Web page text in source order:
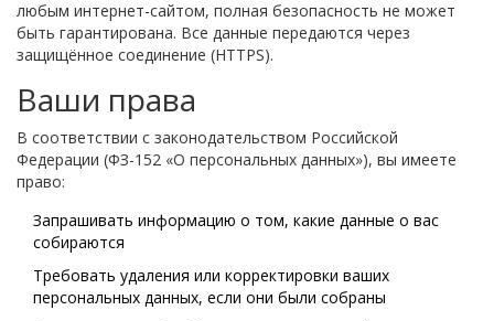
любым интернет-сайтом, полная безопасность не может
быть гарантирована. Все данные передаются через
защищённое соединение (HTTPS).
Ваши права
В соответствии с законодательством Российской
Федерации (ФЗ-152 «О персональных данных»), вы имеете
право:
Запрашивать информацию о том, какие данные о вас
собираются
Требовать удаления или корректировки ваших
персональных данных, если они были собраны